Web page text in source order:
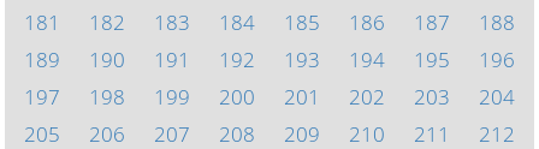
181
182 183 184 185 186 187
188
189
190 191 192 193 194 195
196
197
198 199 200 201 202 203
204
205
206 207 208 209 210 211
212